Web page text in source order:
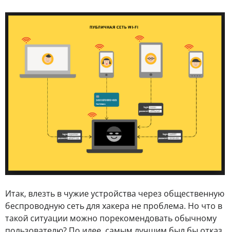
Итак, влезть в чужие устройства через общественную
беспроводную сеть для хакера не проблема. Но что в
такой ситуации можно порекомендовать обычному